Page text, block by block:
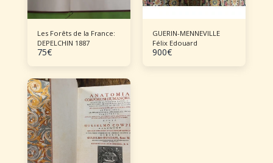
Les Forêts de la France:
DEPELCHIN 1887
75€
GUERIN-MENNEVILLE
Félix Edouard
900€